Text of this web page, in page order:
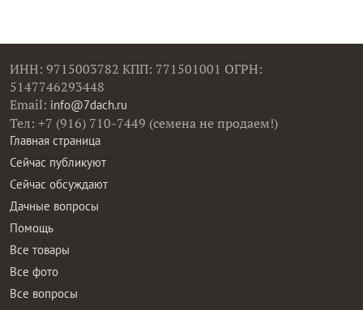
ИНН: 9715003782 КПП: 771501001 ОГРН:
5147746293448
Email: info@7dach.ru
Тел: +7 (916) 710-7449 (семена не продаем!)
Главная страница
Сейчас публикуют
Сейчас обсуждают
Дачные вопросы
Помощь
Все товары
Все фото
Все вопросы